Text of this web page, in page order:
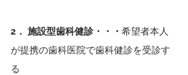
2． 施設型歯科健診・・・ 希望者本人
が提携の歯科医院で歯科健診を受診す
る